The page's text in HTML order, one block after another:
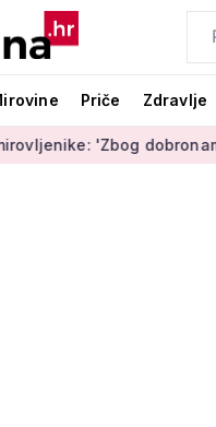
Priče Zdravlje
dobronamjernosti